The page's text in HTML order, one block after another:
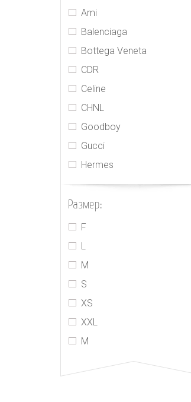
Ami
Balenciaga
Bottega Veneta
CDR
Celine
CHNL
Goodboy
Gucci
Hermes
J.W. Anderson
Jacquemus
Jil Sander
Le Forbici
Loro Piana
MIU MIU
PRADA
R13
Raf Simons
Vetements
Размер:
F
L
M
S
XS
XXL
М